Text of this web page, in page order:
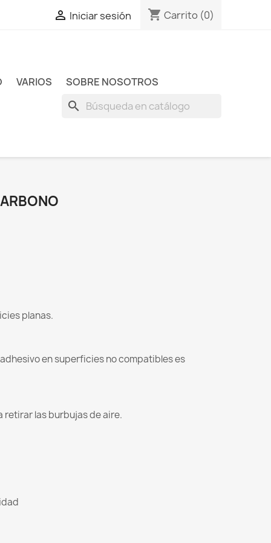
 Iniciar sesión shopping_cart Carrito (0)
VARIOS SOBRE NOSOTROS
search
planas.
en superficies no compatibles es
retirar las burbujas de aire.